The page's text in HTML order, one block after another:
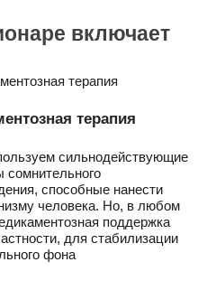
включает
терапия
сильнодействующие
сомнительного
способные нанести
человека. Но, в любом
поддержка
для стабилизации
фона